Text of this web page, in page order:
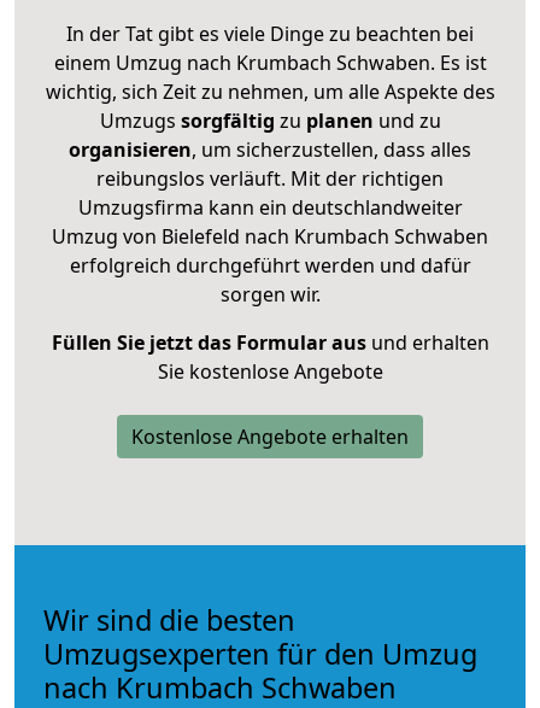
In der Tat gibt es viele Dinge zu beachten bei
einem Umzug nach Krumbach Schwaben. Es ist
wichtig, sich Zeit zu nehmen, um alle Aspekte des
Umzugs sorgfältig zu planen und zu
organisieren, um sicherzustellen, dass alles
reibungslos verläuft. Mit der richtigen
Umzugsfirma kann ein deutschlandweiter
Umzug von Bielefeld nach Krumbach Schwaben
erfolgreich durchgeführt werden und dafür
sorgen wir.
Füllen Sie jetzt das Formular ausund erhalten
Sie kostenlose Angebote
Kostenlose Angebote erhalten
Wir sind die besten
Umzugsexperten für den Umzug
nach Krumbach Schwaben